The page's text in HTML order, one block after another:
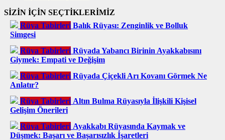
SİZİN İÇİN SEÇTİKLERİMİZ
Rüya Tabirleri Balık Rüyası: Zenginlik ve Bolluk
Simgesi
Rüya Tabirleri Rüyada Yabancı Birinin Ayakkabısını
Giymek: Empati ve Değişim
Rüya Tabirleri Rüyada Çiçekli Arı Kovanı Görmek Ne
Anlatır?
Rüya Tabirleri Altın Bulma Rüyasıyla İlişkili Kişisel
Gelişim Önerileri
Rüya Tabirleri Ayakkabı Rüyasında Kaymak ve
Düşmek: Başarı ve Başarısızlık İşaretleri